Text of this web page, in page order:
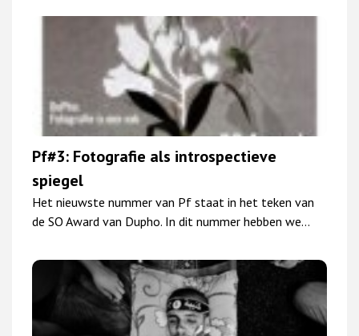
Pf#3: Fotografie als introspectieve
spiegel
Het nieuwste nummer van Pf staat in het teken van
de SO Award van Dupho. In dit nummer hebben we…